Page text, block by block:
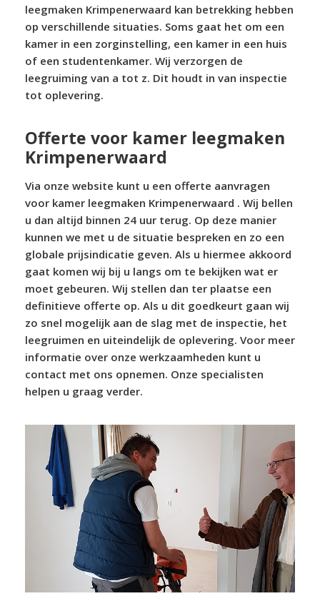
leegmaken Krimpenerwaard kan betrekking hebben
op verschillende situaties. Soms gaat het om een
kamer in een zorginstelling, een kamer in een huis
of een studentenkamer. Wij verzorgen de
leegruiming van a tot z. Dit houdt in van inspectie
tot oplevering.
Offerte voor kamer leegmaken
Krimpenerwaard
Via onze website kunt u een offerte aanvragen
voor kamer leegmaken Krimpenerwaard . Wij bellen
u dan altijd binnen 24 uur terug. Op deze manier
kunnen we met u de situatie bespreken en zo een
globale prijsindicatie geven. Als u hiermee akkoord
gaat komen wij bij u langs om te bekijken wat er
moet gebeuren. Wij stellen dan ter plaatse een
definitieve offerte op. Als u dit goedkeurt gaan wij
zo snel mogelijk aan de slag met de inspectie, het
leegruimen en uiteindelijk de oplevering. Voor meer
informatie over onze werkzaamheden kunt u
contact met ons opnemen. Onze specialisten
helpen u graag verder.